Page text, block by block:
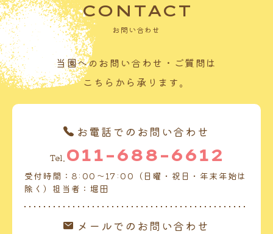
CONTACT
お問い合わせ
当園へのお問い合わせ・ご質問は
こちらから承ります。
お電話でのお問い合わせ
Tel. 011-688-6612
受付時間：8:00～17:00（日曜・祝日・年末年始は
除く）担当者：堀田
メールでのお問い合わせ